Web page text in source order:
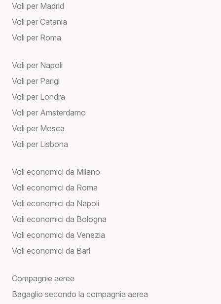
Voli per Madrid
Voli per Catania
Voli per Roma
Voli per Napoli
Voli per Parigi
Voli per Londra
Voli per Amsterdamo
Voli per Mosca
Voli per Lisbona
Voli economici da Milano
Voli economici da Roma
Voli economici da Napoli
Voli economici da Bologna
Voli economici da Venezia
Voli economici da Bari
Compagnie aeree
Bagaglio secondo la compagnia aerea